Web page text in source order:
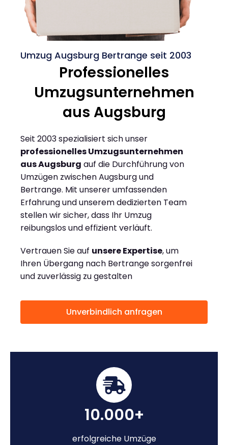
Umzug Augsburg Bertrange seit 2003
Professionelles
Umzugsunternehmen
aus Augsburg
Seit 2003 spezialisiert sich unser
professionelles Umzugsunternehmen
aus Augsburg auf die Durchführung von
Umzügen zwischen Augsburg und
Bertrange. Mit unserer umfassenden
Erfahrung und unserem dedizierten Team
stellen wir sicher, dass Ihr Umzug
reibungslos und effizient verläuft.
Vertrauen Sie auf unsere Expertise, um
Ihren Übergang nach Bertrange sorgenfrei
und zuverlässig zu gestalten
Unverbindlich anfragen
10.000+
erfolgreiche Umzüge